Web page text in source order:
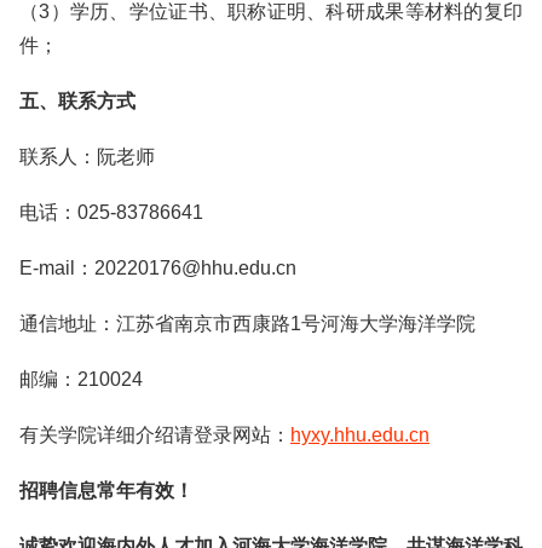
（3）学历、学位证书、职称证明、科研成果等材料的复印
件；
五、联系方式
联系人：阮老师
电话：025-83786641
E-mail：20220176@hhu.edu.cn
通信地址：江苏省南京市西康路1号河海大学海洋学院
邮编：210024
有关学院详细介绍请登录网站： hyxy.hhu.edu.cn
招聘信息常年有效！